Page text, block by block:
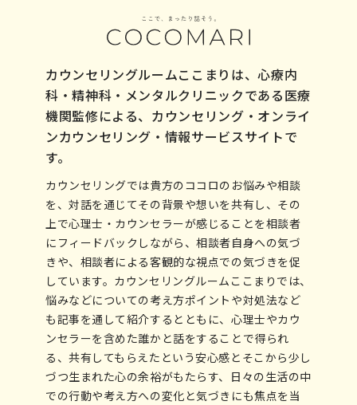
カウンセリングルームここまりは、心療内
科・精神科・メンタルクリニックである医療
機関監修による、カウンセリング・オンライ
ンカウンセリング・情報サービスサイトで
す。
カウンセリングでは貴方のココロのお悩みや相談
を、対話を通じてその背景や想いを共有し、その
上で心理士・カウンセラーが感じることを相談者
にフィードバックしながら、相談者自身への気づ
きや、相談者による客観的な視点での気づきを促
しています。カウンセリングルームここまりでは、
悩みなどについての考え方ポイントや対処法など
も記事を通して紹介するとともに、心理士やカウ
ンセラーを含めた誰かと話をすることで得られ
る、共有してもらえたという安心感とそこから少し
づつ生まれた心の余裕がもたらす、日々の生活の中
での行動や考え方への変化と気づきにも焦点を当